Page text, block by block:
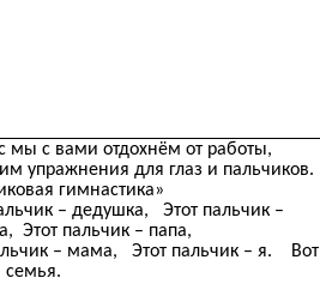
мы с вами отдохнём от работы,
упражнения для глаз и пальчиков.
гимнастика»
– дедушка, Этот пальчик –
Этот пальчик – папа,
– мама, Этот пальчик – я.
семья.